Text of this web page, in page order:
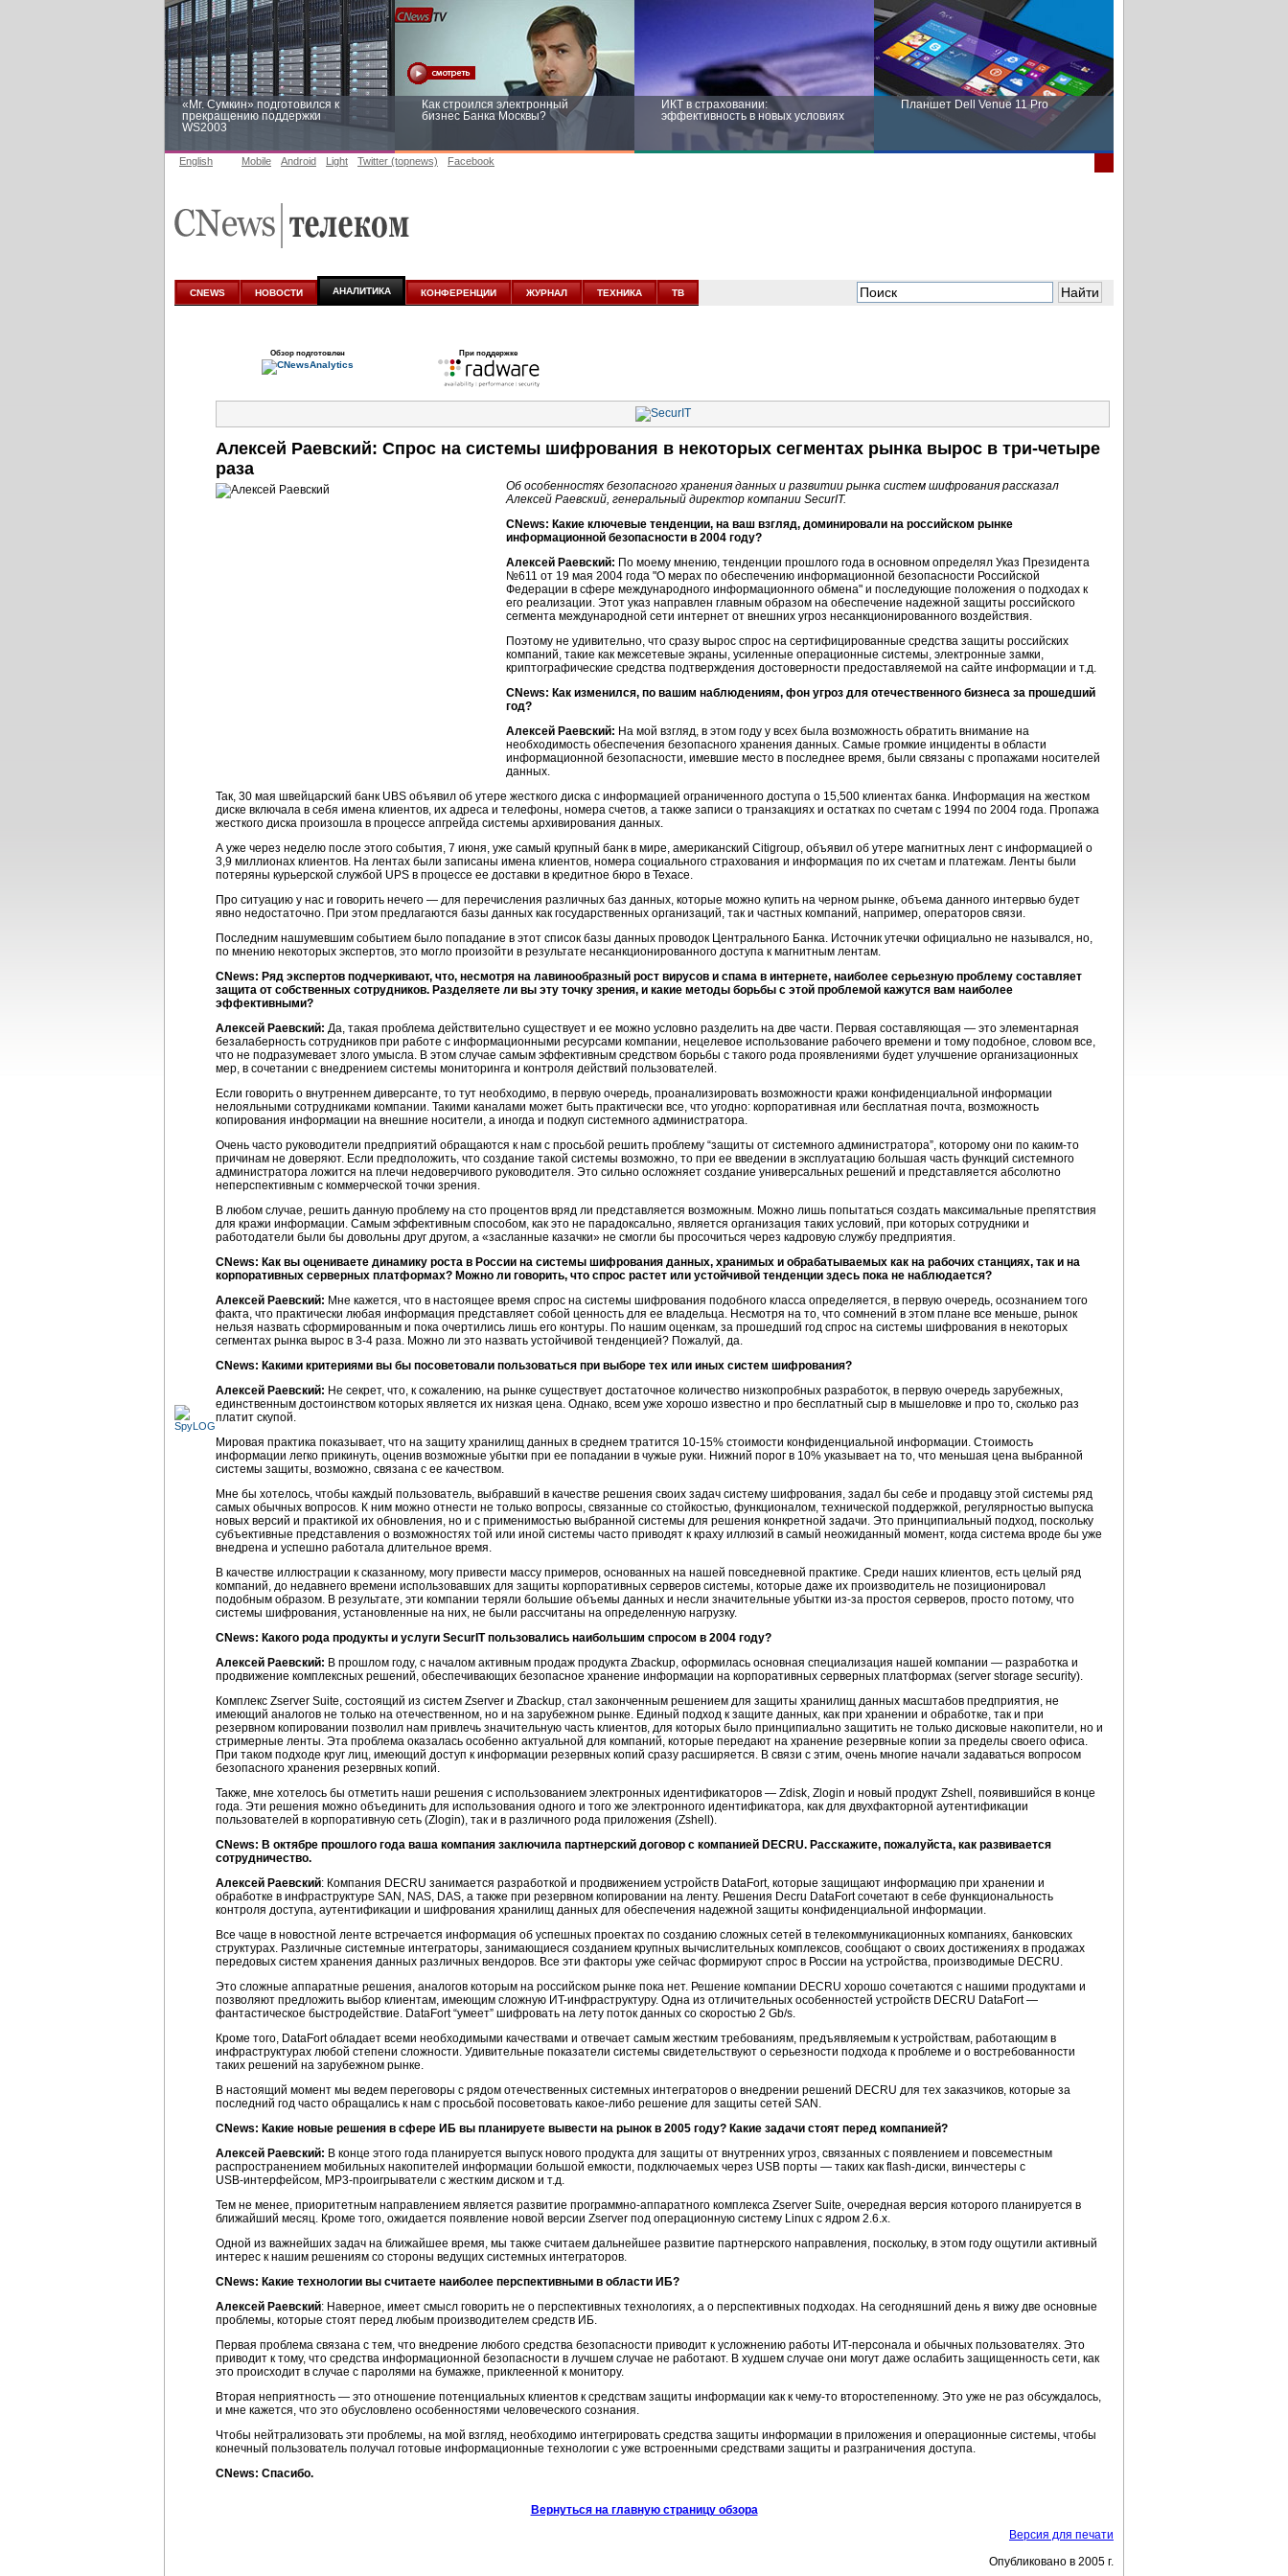
«Mr. Сумкин» подготовился к
прекращению поддержки
WS2003
Как строился электронный
бизнес Банка Москвы?
ИКТ в страховании:
эффективность в новых условиях
Планшет Dell Venue 11 Pro
аналитике
новых условиях
English Mobile Android Light Twitter (topnews) Facebook
CNEWS НОВОСТИ АНАЛИТИКА КОНФЕРЕНЦИИ ЖУРНАЛ ТЕХНИКА ТВ
Обзор подготовлен При поддержке
Алексей Раевский: Спрос на системы шифрования в некоторых сегментах рынка вырос в три-четыре
раза
Об особенностях безопасного хранения данных и развитии рынка систем шифрования рассказал
Алексей Раевский, генеральный директор компании SecurIT.
CNews: Какие ключевые тенденции, на ваш взгляд, доминировали на российском рынке
информационной безопасности в 2004 году?
Алексей Раевский: По моему мнению, тенденции прошлого года в основном определял Указ Президента
№611 от 19 мая 2004 года "О мерах по обеспечению информационной безопасности Российской
Федерации в сфере международного информационного обмена" и последующие положения о подходах к
его реализации. Этот указ направлен главным образом на обеспечение надежной защиты российского
сегмента международной сети интернет от внешних угроз несанкционированного воздействия.
Поэтому не удивительно, что сразу вырос спрос на сертифицированные средства защиты российских
компаний, такие как межсетевые экраны, усиленные операционные системы, электронные замки,
криптографические средства подтверждения достоверности предоставляемой на сайте информации и т.д.
CNews: Как изменился, по вашим наблюдениям, фон угроз для отечественного бизнеса за прошедший
год?
Алексей Раевский: На мой взгляд, в этом году у всех была возможность обратить внимание на
необходимость обеспечения безопасного хранения данных. Самые громкие инциденты в области
информационной безопасности, имевшие место в последнее время, были связаны с пропажами носителей
данных.
Так, 30 мая швейцарский банк UBS объявил об утере жесткого диска с информацией ограниченного доступа о 15,500 клиентах банка. Информация на жестком
диске включала в себя имена клиентов, их адреса и телефоны, номера счетов, а также записи о транзакциях и остатках по счетам с 1994 по 2004 года. Пропажа
жесткого диска произошла в процессе апгрейда системы архивирования данных.
А уже через неделю после этого события, 7 июня, уже самый крупный банк в мире, американский Citigroup, объявил об утере магнитных лент с информацией о
3,9 миллионах клиентов. На лентах были записаны имена клиентов, номера социального страхования и информация по их счетам и платежам. Ленты были
потеряны курьерской службой UPS в процессе ее доставки в кредитное бюро в Техасе.
Про ситуацию у нас и говорить нечего — для перечисления различных баз данных, которые можно купить на черном рынке, объема данного интервью будет
явно недостаточно. При этом предлагаются базы данных как государственных организаций, так и частных компаний, например, операторов связи.
Последним нашумевшим событием было попадание в этот список базы данных проводок Центрального Банка. Источник утечки официально не назывался, но,
по мнению некоторых экспертов, это могло произойти в результате несанкционированного доступа к магнитным лентам.
CNews: Ряд экспертов подчеркивают, что, несмотря на лавинообразный рост вирусов и спама в интернете, наиболее серьезную проблему составляет
защита от собственных сотрудников. Разделяете ли вы эту точку зрения, и какие методы борьбы с этой проблемой кажутся вам наиболее
эффективными?
Алексей Раевский: Да, такая проблема действительно существует и ее можно условно разделить на две части. Первая составляющая — это элементарная
безалаберность сотрудников при работе с информационными ресурсами компании, нецелевое использование рабочего времени и тому подобное, словом все,
что не подразумевает злого умысла. В этом случае самым эффективным средством борьбы с такого рода проявлениями будет улучшение организационных
мер, в сочетании с внедрением системы мониторинга и контроля действий пользователей.
Если говорить о внутреннем диверсанте, то тут необходимо, в первую очередь, проанализировать возможности кражи конфиденциальной информации
нелояльными сотрудниками компании. Такими каналами может быть практически все, что угодно: корпоративная или бесплатная почта, возможность
копирования информации на внешние носители, а иногда и подкуп системного администратора.
Очень часто руководители предприятий обращаются к нам с просьбой решить проблему “защиты от системного администратора”, которому они по каким-то
причинам не доверяют. Если предположить, что создание такой системы возможно, то при ее введении в эксплуатацию большая часть функций системного
администратора ложится на плечи недоверчивого руководителя. Это сильно осложняет создание универсальных решений и представляется абсолютно
неперспективным с коммерческой точки зрения.
В любом случае, решить данную проблему на сто процентов вряд ли представляется возможным. Можно лишь попытаться создать максимальные препятствия
для кражи информации. Самым эффективным способом, как это не парадоксально, является организация таких условий, при которых сотрудники и
работодатели были бы довольны друг другом, а «засланные казачки» не смогли бы просочиться через кадровую службу предприятия.
CNews: Как вы оцениваете динамику роста в России на системы шифрования данных, хранимых и обрабатываемых как на рабочих станциях, так и на
корпоративных серверных платформах? Можно ли говорить, что спрос растет или устойчивой тенденции здесь пока не наблюдается?
Алексей Раевский: Мне кажется, что в настоящее время спрос на системы шифрования подобного класса определяется, в первую очередь, осознанием того
факта, что практически любая информация представляет собой ценность для ее владельца. Несмотря на то, что сомнений в этом плане все меньше, рынок
нельзя назвать сформированным и пока очертились лишь его контуры. По нашим оценкам, за прошедший год спрос на системы шифрования в некоторых
сегментах рынка вырос в 3-4 раза. Можно ли это назвать устойчивой тенденцией? Пожалуй, да.
CNews: Какими критериями вы бы посоветовали пользоваться при выборе тех или иных систем шифрования?
Алексей Раевский: Не секрет, что, к сожалению, на рынке существует достаточное количество низкопробных разработок, в первую очередь зарубежных,
единственным достоинством которых является их низкая цена. Однако, всем уже хорошо известно и про бесплатный сыр в мышеловке и про то, сколько раз
платит скупой.
Мировая практика показывает, что на защиту хранилищ данных в среднем тратится 10-15% стоимости конфиденциальной информации. Стоимость
информации легко прикинуть, оценив возможные убытки при ее попадании в чужые руки. Нижний порог в 10% указывает на то, что меньшая цена выбранной
системы защиты, возможно, связана с ее качеством.
Мне бы хотелось, чтобы каждый пользователь, выбравший в качестве решения своих задач систему шифрования, задал бы себе и продавцу этой системы ряд
самых обычных вопросов. К ним можно отнести не только вопросы, связанные со стойкостью, функционалом, технической поддержкой, регулярностью выпуска
новых версий и практикой их обновления, но и с применимостью выбранной системы для решения конкретной задачи. Это принципиальный подход, поскольку
субъективные представления о возможностях той или иной системы часто приводят к краху иллюзий в самый неожиданный момент, когда система вроде бы уже
внедрена и успешно работала длительное время.
В качестве иллюстрации к сказанному, могу привести массу примеров, основанных на нашей повседневной практике. Среди наших клиентов, есть целый ряд
компаний, до недавнего времени использовавших для защиты корпоративных серверов системы, которые даже их производитель не позиционировал
подобным образом. В результате, эти компании теряли большие объемы данных и несли значительные убытки из-за простоя серверов, просто потому, что
системы шифрования, установленные на них, не были рассчитаны на определенную нагрузку.
CNews: Какого рода продукты и услуги SecurIT пользовались наибольшим спросом в 2004 году?
Алексей Раевский: В прошлом году, с началом активным продаж продукта Zbackup, оформилась основная специализация нашей компании — разработка и
продвижение комплексных решений, обеспечивающих безопасное хранение информации на корпоративных серверных платформах (server storage security).
Комплекс Zserver Suite, состоящий из систем Zserver и Zbackup, стал законченным решением для защиты хранилищ данных масштабов предприятия, не
имеющий аналогов не только на отечественном, но и на зарубежном рынке. Единый подход к защите данных, как при хранении и обработке, так и при
резервном копировании позволил нам привлечь значительную часть клиентов, для которых было принципиально защитить не только дисковые накопители, но и
стримерные ленты. Эта проблема оказалась особенно актуальной для компаний, которые передают на хранение резервные копии за пределы своего офиса.
При таком подходе круг лиц, имеющий доступ к информации резервных копий сразу расширяется. В связи с этим, очень многие начали задаваться вопросом
безопасного хранения резервных копий.
Также, мне хотелось бы отметить наши решения с использованием электронных идентификаторов — Zdisk, Zlogin и новый продукт Zshell, появившийся в конце
года. Эти решения можно объединить для использования одного и того же электронного идентификатора, как для двухфакторной аутентификации
пользователей в корпоративную сеть (Zlogin), так и в различного рода приложения (Zshell).
CNews: В октябре прошлого года ваша компания заключила партнерский договор с компанией DECRU. Расскажите, пожалуйста, как развивается
сотрудничество.
Алексей Раевский: Компания DECRU занимается разработкой и продвижением устройств DataFort, которые защищают информацию при хранении и
обработке в инфраструктуре SAN, NAS, DAS, а также при резервном копировании на ленту. Решения Decru DataFort сочетают в себе функциональность
контроля доступа, аутентификации и шифрования хранилищ данных для обеспечения надежной защиты конфиденциальной информации.
Все чаще в новостной ленте встречается информация об успешных проектах по созданию сложных сетей в телекоммуникационных компаниях, банковских
структурах. Различные системные интеграторы, занимающиеся созданием крупных вычислительных комплексов, сообщают о своих достижениях в продажах
передовых систем хранения данных различных вендоров. Все эти факторы уже сейчас формируют спрос в России на устройства, производимые DECRU.
Это сложные аппаратные решения, аналогов которым на российском рынке пока нет. Решение компании DECRU хорошо сочетаются с нашими продуктами и
позволяют предложить выбор клиентам, имеющим сложную ИT-инфраструктуру. Одна из отличительных особенностей устройств DECRU DataFort —
фантастическое быстродействие. DataFort “умеет” шифровать на лету поток данных со скоростью 2 Gb/s.
Кроме того, DataFort обладает всеми необходимыми качествами и отвечает самым жестким требованиям, предъявляемым к устройствам, работающим в
инфраструктурах любой степени сложности. Удивительные показатели системы свидетельствуют о серьезности подхода к проблеме и о востребованности
таких решений на зарубежном рынке.
В настоящий момент мы ведем переговоры с рядом отечественных системных интеграторов о внедрении решений DECRU для тех заказчиков, которые за
последний год часто обращались к нам с просьбой посоветовать какое-либо решение для защиты сетей SAN.
CNews: Какие новые решения в сфере ИБ вы планируете вывести на рынок в 2005 году? Какие задачи стоят перед компанией?
Алексей Раевский: В конце этого года планируется выпуск нового продукта для защиты от внутренних угроз, связанных с появлением и повсеместным
распространением мобильных накопителей информации большой емкости, подключаемых через USB порты — таких как flash-диски, винчестеры с
USB-интерфейсом, MP3-проигрыватели с жестким диском и т.д.
Тем не менее, приоритетным направлением является развитие программно-аппаратного комплекса Zserver Suite, очередная версия которого планируется в
ближайший месяц. Кроме того, ожидается появление новой версии Zserver под операционную систему Linux с ядром 2.6.x.
Одной из важнейших задач на ближайшее время, мы также считаем дальнейшее развитие партнерского направления, поскольку, в этом году ощутили активный
интерес к нашим решениям со стороны ведущих системных интеграторов.
CNews: Какие технологии вы считаете наиболее перспективными в области ИБ?
Алексей Раевский: Наверное, имеет смысл говорить не о перспективных технологиях, а о перспективных подходах. На сегодняшний день я вижу две основные
проблемы, которые стоят перед любым производителем средств ИБ.
Первая проблема связана с тем, что внедрение любого средства безопасности приводит к усложнению работы ИТ-персонала и обычных пользователях. Это
приводит к тому, что средства информационной безопасности в лучшем случае не работают. В худшем случае они могут даже ослабить защищенность сети, как
это происходит в случае с паролями на бумажке, приклеенной к монитору.
Вторая неприятность — это отношение потенциальных клиентов к средствам защиты информации как к чему-то второстепенному. Это уже не раз обсуждалось,
и мне кажется, что это обусловлено особенностями человеческого сознания.
Чтобы нейтрализовать эти проблемы, на мой взгляд, необходимо интегрировать средства защиты информации в приложения и операционные системы, чтобы
конечный пользователь получал готовые информационные технологии с уже встроенными средствами защиты и разграничения доступа.
CNews: Спасибо.
Вернуться на главную страницу обзора
Версия для печати
Опубликовано в 2005 г.